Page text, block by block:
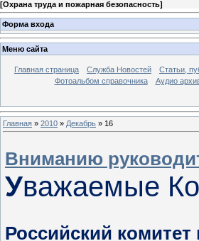
[Охрана труда и пожарная безопасность]
Форма входа
Меню сайта
Главная страница Служба Новостей Статьи,
Фотоальбом справочника
Аудио
Главная » 2010 » Декабрь » 16
Вниманию
Уважаемые
Российский